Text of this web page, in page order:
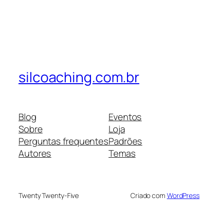
silcoaching.com.br
Blog
Sobre
Perguntas frequentes
Autores
Eventos
Loja
Padrões
Temas
Twenty Twenty-Five Criado com WordPress